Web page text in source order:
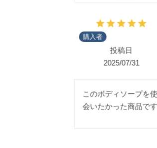
購入者
投稿日
2025/07/31
このボディソープを
会いたかった商品で